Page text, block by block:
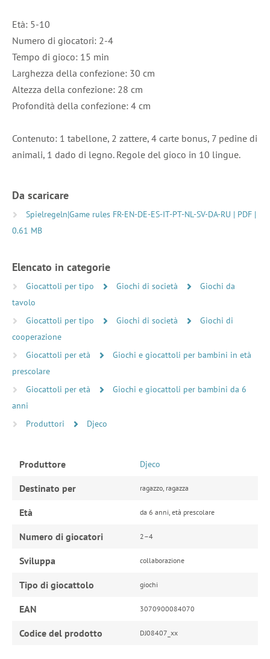
Età: 5-10
Numero di giocatori: 2-4
Tempo di gioco: 15 min
Larghezza della confezione: 30 cm
Altezza della confezione: 28 cm
Profondità della confezione: 4 cm
Contenuto: 1 tabellone, 2 zattere, 4 carte bonus, 7 pedine di
animali, 1 dado di legno. Regole del gioco in 10 lingue.
Da scaricare
Spielregeln|Game rules FR-EN-DE-ES-IT-PT-NL-SV-DA-RU | PDF |
0.61 MB
Elencato in categorie
Giocattoli per tipo Giochi di società
Giochi da
tavolo
Giocattoli per tipo
Giochi di società
Giochi di
cooperazione
Giocattoli per età
Giochi e giocattoli per bambini in età
prescolare
Giocattoli per età
Giochi e giocattoli per bambini da 6
anni
Produttori
Djeco
Produttore Djeco
Destinato per ragazzo, ragazza
Età da 6 anni, età prescolare
Numero di giocatori 2–4
Sviluppa collaborazione
Tipo di giocattolo giochi
EAN 3070900084070
Codice del prodotto DJ08407_xx